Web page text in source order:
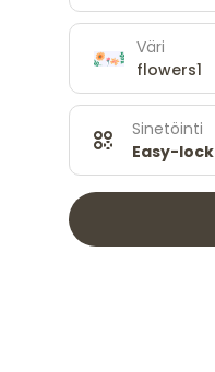
Väri
flowers1
Sinetöinti
Easy-lock